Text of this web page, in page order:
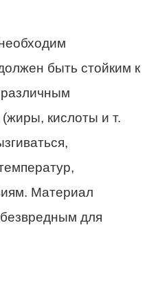
быть стойким к
кислоты и т.
Материал
для